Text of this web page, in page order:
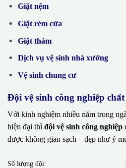
Giặt nệm
Giặt rèm cửa
Giặt thảm
Dịch vụ vệ sinh nhà xưởng
Vệ sinh chung cư
Đội vệ sinh công nghiệp
Với kinh nghiệm nhiều năm trong
hiện đại thì đội vệ sinh công nghiệp
được không gian sạch – đẹp như ý
Số lượng đội: